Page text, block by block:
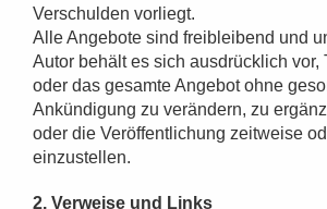
Verschulden vorliegt.
Alle Angebote sind freibleibend und
Autor behält es sich ausdrücklich vor,
oder das gesamte Angebot ohne
Ankündigung zu verändern, zu
oder die Veröffentlichung zeitweise
einzustellen.
2. Verweise und Links